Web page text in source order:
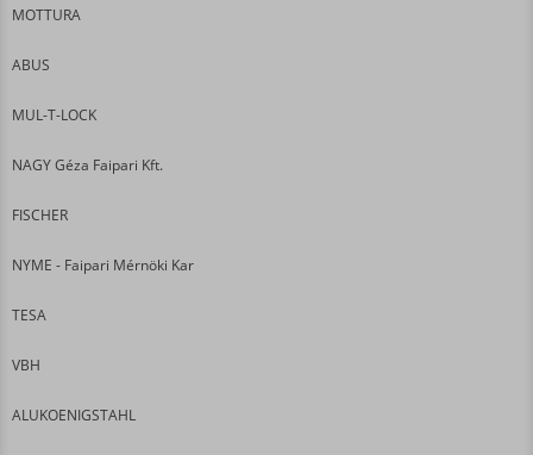
MOTTURA
ABUS
MUL-T-LOCK
NAGY Géza Faipari Kft.
FISCHER
NYME - Faipari Mérnöki Kar
TESA
VBH
ALUKOENIGSTAHL